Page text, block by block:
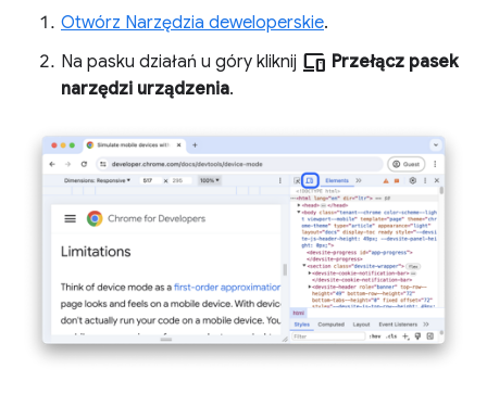
Otwórz Narzędzia deweloperskie.
Na pasku działań u góry kliknij devices Przełącz pasek
narzędzi urządzenia.